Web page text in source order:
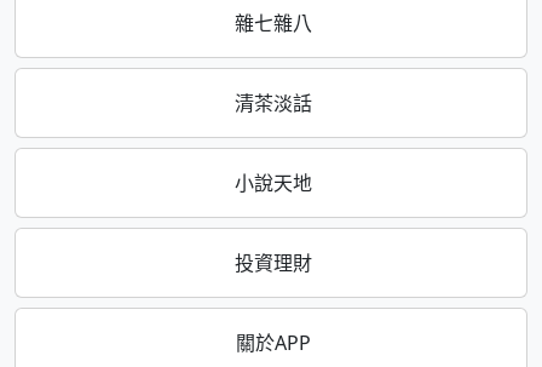
雜七雜八
清茶淡話
小說天地
投資理財
關於APP